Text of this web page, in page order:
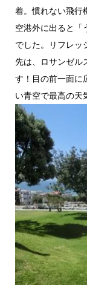
着。慣れない飛行
空港外に出ると「
でした。リフレッ
先は、ロサンゼル
す！目の前一面に
い青空で最高の